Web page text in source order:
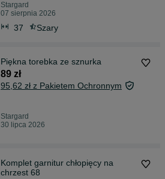
Stargard
07 sierpnia 2026
37 Szary
Piękna torebka ze sznurka
89 zł
95,62 zł z Pakietem Ochronnym
Stargard
30 lipca 2026
Komplet garnitur chłopięcy na
chrzest 68